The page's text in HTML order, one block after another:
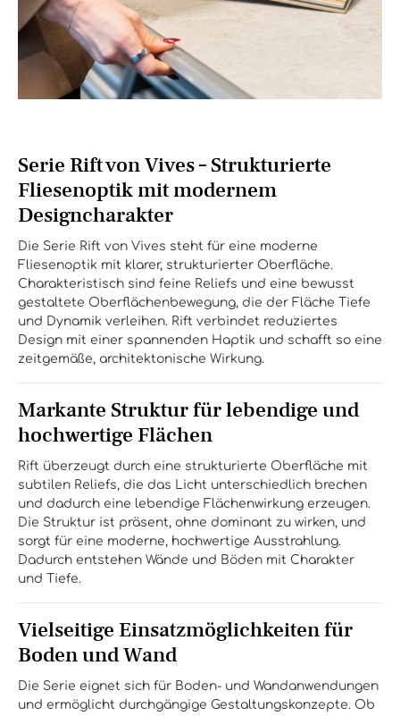
Serie Rift von Vives – Strukturierte
Fliesenoptik mit modernem
Designcharakter
Die Serie Rift von Vives steht für eine moderne
Fliesenoptik mit klarer, strukturierter Oberfläche.
Charakteristisch sind feine Reliefs und eine bewusst
gestaltete Oberflächenbewegung, die der Fläche Tiefe
und Dynamik verleihen. Rift verbindet reduziertes
Design mit einer spannenden Haptik und schafft so eine
zeitgemäße, architektonische Wirkung.
Markante Struktur für lebendige und
hochwertige Flächen
Rift überzeugt durch eine strukturierte Oberfläche mit
subtilen Reliefs, die das Licht unterschiedlich brechen
und dadurch eine lebendige Flächenwirkung erzeugen.
Die Struktur ist präsent, ohne dominant zu wirken, und
sorgt für eine moderne, hochwertige Ausstrahlung.
Dadurch entstehen Wände und Böden mit Charakter
und Tiefe.
Vielseitige Einsatzmöglichkeiten für
Boden und Wand
Die Serie eignet sich für Boden- und Wandanwendungen
und ermöglicht durchgängige Gestaltungskonzepte. Ob